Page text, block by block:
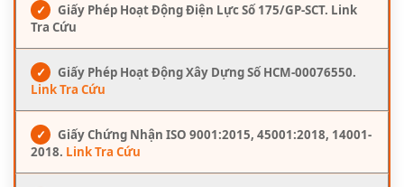
✓
Giấy Phép Hoạt Động Điện Lực Số 175/GP-SCT. Link
Tra Cứu
✓
Giấy Phép Hoạt Động Xây Dựng Số HCM-00076550.
Link Tra Cứu
✓
Giấy Chứng Nhận ISO 9001:2015, 45001:2018, 14001-
2018. Link Tra Cứu